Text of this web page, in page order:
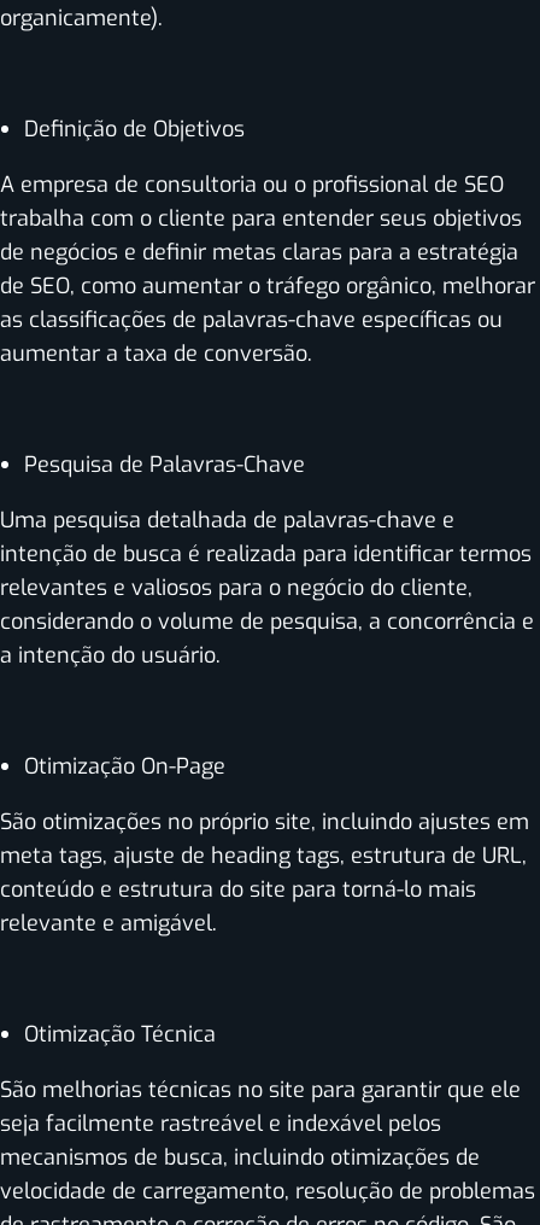
organicamente).
Definição de Objetivos
A empresa de consultoria ou o profissional de SEO
trabalha com o cliente para entender seus objetivos
de negócios e definir metas claras para a estratégia
de SEO, como aumentar o tráfego orgânico, melhorar
as classificações de palavras-chave específicas ou
aumentar a taxa de conversão.
Pesquisa de Palavras-Chave
Uma pesquisa detalhada de palavras-chave e
intenção de busca é realizada para identificar termos
relevantes e valiosos para o negócio do cliente,
considerando o volume de pesquisa, a concorrência e
a intenção do usuário.
Otimização On-Page
São otimizações no próprio site, incluindo ajustes em
meta tags, ajuste de heading tags, estrutura de URL,
conteúdo e estrutura do site para torná-lo mais
relevante e amigável.
Otimização Técnica
São melhorias técnicas no site para garantir que ele
seja facilmente rastreável e indexável pelos
mecanismos de busca, incluindo otimizações de
velocidade de carregamento, resolução de problemas